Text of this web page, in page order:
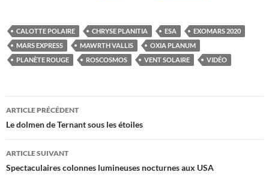
CALOTTE POLAIRE CHRYSE PLANITIA ESA
EXOMARS 2020
MARS EXPRESS
MAWRTH VALLIS
OXIA PLANUM
PLANÈTE ROUGE
ROSCOSMOS VENT SOLAIRE VIDÉO
Navigation
des
articles
ARTICLE PRÉCÉDENT
Le dolmen de Ternant sous les étoiles
ARTICLE SUIVANT
Spectaculaires colonnes lumineuses nocturnes aux USA